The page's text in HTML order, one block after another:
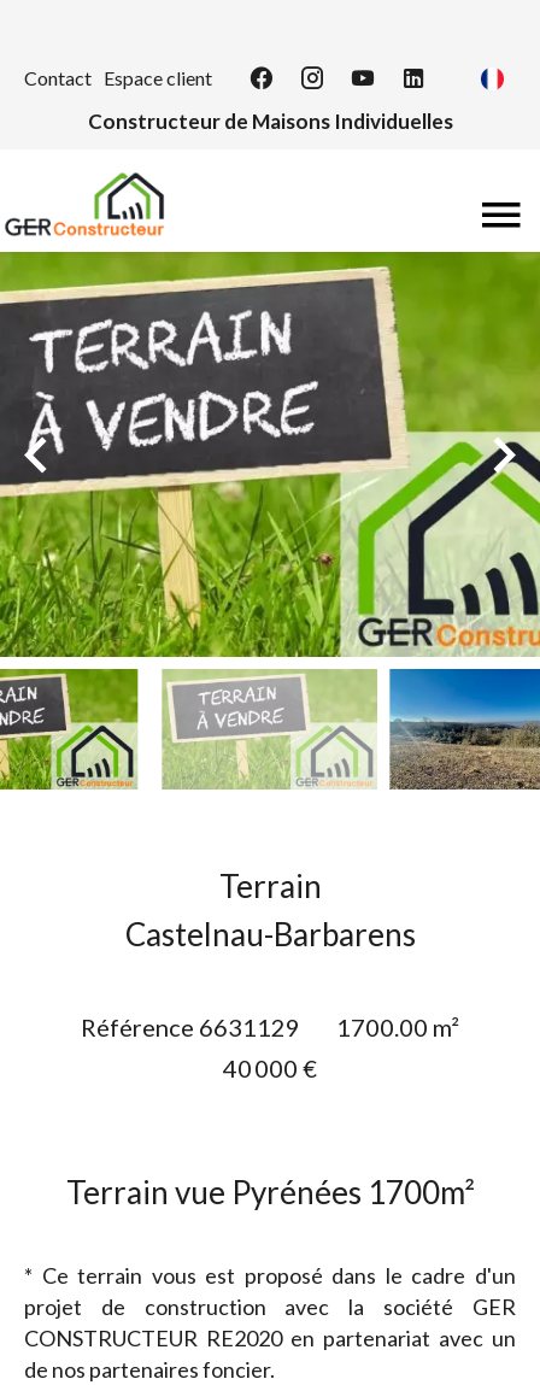
Contact Espace client
Constructeur de Maisons Individuelles
Terrain
Castelnau-Barbarens
Référence 6631129 1700.00 m²
40 000 €
Terrain vue Pyrénées 1700m²
* Ce terrain vous est proposé dans le cadre d'un
projet de construction avec la société GER
CONSTRUCTEUR RE2020 en partenariat avec un
de nos partenaires foncier.